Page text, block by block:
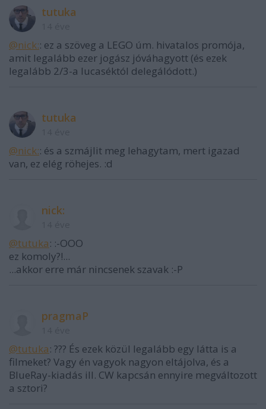
tutuka
@nick:: ez a szöveg a LEGO úm. hivatalos promója,
amit legalább ezer jogász jóváhagyott (és ezek
legalább 2/3-a lucaséktól delegálódott.)
tutuka
@nick:: és a szmájlit meg lehagytam, mert igazad
van, ez elég röhejes. :d
nick:
@tutuka: :-OOO
ez komoly?!...
...akkor erre már nincsenek szavak :-P
pragmaP
@tutuka: ??? És ezek közül legalább egy látta is a
filmeket? Vagy én vagyok nagyon eltájolva, és a
BlueRay-kiadás ill. CW kapcsán ennyire megváltozott
a sztori?